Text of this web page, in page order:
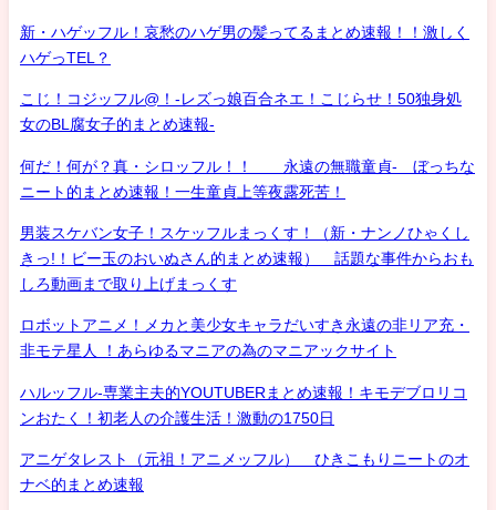
新・ハゲッフル！哀愁のハゲ男の髪ってるまとめ速報！！激しく
ハゲっTEL？
こじ！コジッフル@！-レズっ娘百合ネエ！こじらせ！50独身処
女のBL腐女子的まとめ速報-
何だ！何が？真・シロッフル！！ 永遠の無職童貞- ぼっちな
ニート的まとめ速報！一生童貞上等夜露死苦！
男装スケバン女子！スケッフルまっくす！（新・ナンノひゃくし
きっ!！ビー玉のおいぬさん的まとめ速報） 話題な事件からおも
しろ動画まで取り上げまっくす
ロボットアニメ！メカと美少女キャラだいすき永遠の非リア充・
非モテ星人 ！あらゆるマニアの為のマニアックサイト
ハルッフル-専業主夫的YOUTUBERまとめ速報！キモデブロリコ
ンおたく！初老人の介護生活！激動の1750日
アニゲタレスト（元祖！アニメッフル） ひきこもりニートのオ
ナベ的まとめ速報